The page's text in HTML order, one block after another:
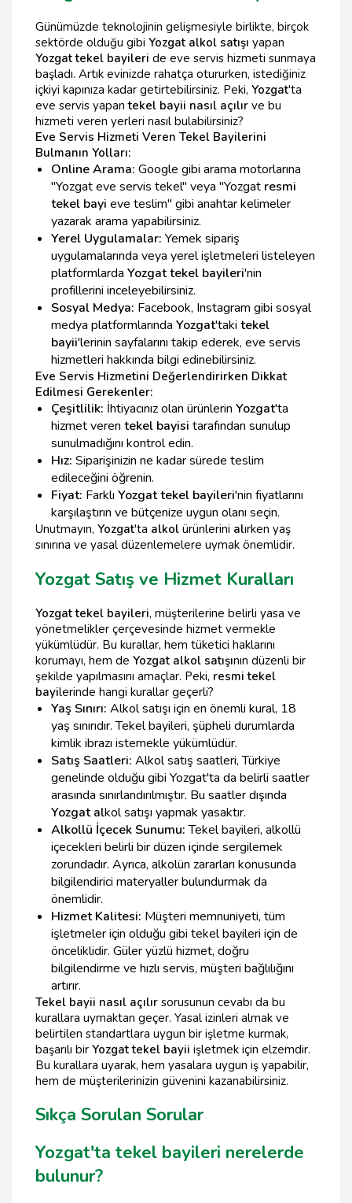
Günümüzde teknolojinin gelişmesiyle birlikte, birçok
sektörde olduğu gibi Yozgat alkol satışı yapan
Yozgat tekel bayileri de eve servis hizmeti sunmaya
başladı. Artık evinizde rahatça otururken, istediğiniz
içkiyi kapınıza kadar getirtebilirsiniz. Peki, Yozgat'ta
eve servis yapantekel bayii nasıl açılır ve bu
hizmeti veren yerleri nasıl bulabilirsiniz?
Eve Servis Hizmeti Veren Tekel Bayilerini
Bulmanın Yolları:
Online Arama: Google gibi arama motorlarına
"Yozgat eve servis tekel" veya "Yozgat resmi
tekel bayi eve teslim" gibi anahtar kelimeler
yazarak arama yapabilirsiniz.
Yerel Uygulamalar: Yemek sipariş
uygulamalarında veya yerel işletmeleri listeleyen
platformlarda Yozgat tekel bayileri'nin
profillerini inceleyebilirsiniz.
Sosyal Medya: Facebook, Instagram gibi sosyal
medya platformlarında Yozgat'taki tekel
bayii'lerinin sayfalarını takip ederek, eve servis
hizmetleri hakkında bilgi edinebilirsiniz.
Eve Servis Hizmetini Değerlendirirken Dikkat
Edilmesi Gerekenler:
Çeşitlilik: İhtiyacınız olan ürünlerin Yozgat'ta
hizmet veren tekel bayisi tarafından sunulup
sunulmadığını kontrol edin.
Hız: Siparişinizin ne kadar sürede teslim
edileceğini öğrenin.
Fiyat: Farklı Yozgat tekel bayileri'nin fiyatlarını
karşılaştırın ve bütçenize uygun olanı seçin.
Unutmayın, Yozgat'ta alkol ürünlerini alırken yaş
sınırına ve yasal düzenlemelere uymak önemlidir.
Yozgat Satış ve Hizmet Kuralları
Yozgat tekel bayileri, müşterilerine belirli yasa ve
yönetmelikler çerçevesinde hizmet vermekle
yükümlüdür. Bu kurallar, hem tüketici haklarını
korumayı, hem de Yozgat alkol satışının düzenli bir
şekilde yapılmasını amaçlar. Peki, resmi tekel
bayilerinde hangi kurallar geçerli?
Yaş Sınırı: Alkol satışı için en önemli kural, 18
yaş sınırıdır. Tekel bayileri, şüpheli durumlarda
kimlik ibrazı istemekle yükümlüdür.
Satış Saatleri: Alkol satış saatleri, Türkiye
genelinde olduğu gibi Yozgat'ta da belirli saatler
arasında sınırlandırılmıştır. Bu saatler dışında
Yozgat alkol satışı yapmak yasaktır.
Alkollü İçecek Sunumu:Tekel bayileri, alkollü
içecekleri belirli bir düzen içinde sergilemek
zorundadır. Ayrıca, alkolün zararları konusunda
bilgilendirici materyaller bulundurmak da
önemlidir.
Hizmet Kalitesi: Müşteri memnuniyeti, tüm
işletmeler için olduğu gibi tekel bayileri için de
önceliklidir. Güler yüzlü hizmet, doğru
bilgilendirme ve hızlı servis, müşteri bağlılığını
artırır.
Tekel bayii nasıl açılır sorusunun cevabı da bu
kurallara uymaktan geçer. Yasal izinleri almak ve
belirtilen standartlara uygun bir işletme kurmak,
başarılı bir Yozgat tekel bayii işletmek için elzemdir.
Bu kurallara uyarak, hem yasalara uygun iş yapabilir,
hem de müşterilerinizin güvenini kazanabilirsiniz.
Sıkça Sorulan Sorular
Yozgat'ta tekel bayileri nerelerde
bulunur?